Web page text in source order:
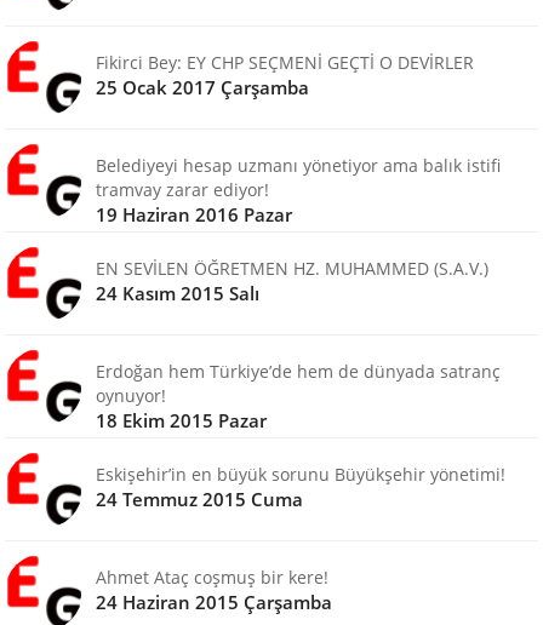
Fikirci Bey: EY CHP SEÇMENİ GEÇTİ O DEVİRLER
25 Ocak 2017 Çarşamba
Belediyeyi hesap uzmanı yönetiyor ama balık istifi
tramvay zarar ediyor!
19 Haziran 2016 Pazar
EN SEVİLEN ÖĞRETMEN HZ. MUHAMMED (S.A.V.)
24 Kasım 2015 Salı
Erdoğan hem Türkiye’de hem de dünyada satranç
oynuyor!
18 Ekim 2015 Pazar
Eskişehir’in en büyük sorunu Büyükşehir yönetimi!
24 Temmuz 2015 Cuma
Ahmet Ataç coşmuş bir kere!
24 Haziran 2015 Çarşamba